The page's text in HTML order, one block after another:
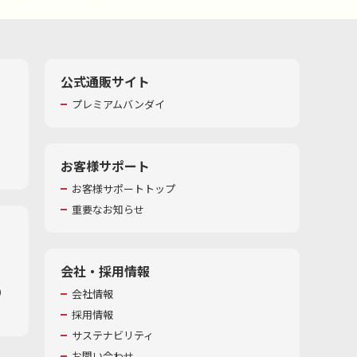
公式通販サイト
プレミアムバンダイ
お客様サポート
お客様サポートトップ
重要なお知らせ
会社・採用情報
会社情報
採用情報
サステナビリティ